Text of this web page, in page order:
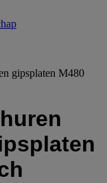
gipsplaten M480